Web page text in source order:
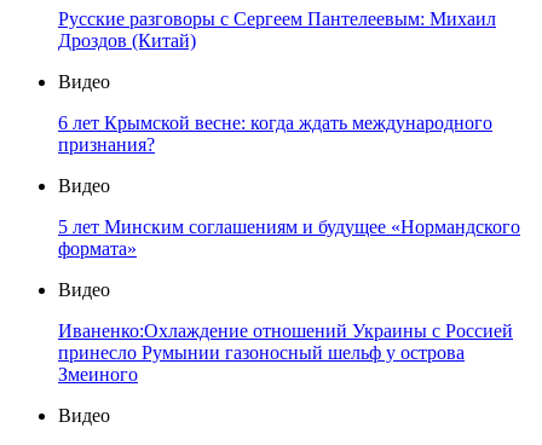
Русские разговоры с Сергеем Пантелеевым: Михаил
Дроздов (Китай)
Видео
6 лет Крымской весне: когда ждать международного
признания?
Видео
5 лет Минским соглашениям и будущее «Нормандского
формата»
Видео
Иваненко:Охлаждение отношений Украины с Россией
принесло Румынии газоносный шельф у острова
Змеиного
Видео